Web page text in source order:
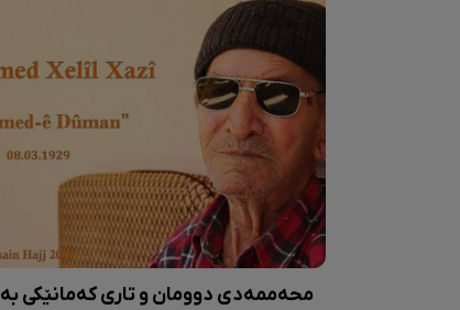
محەممەدی دوومان و تاری کەمانێکی بە